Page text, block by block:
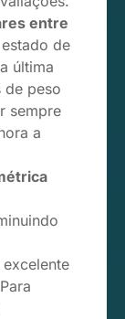
entre
de
última
de peso
sempre
a